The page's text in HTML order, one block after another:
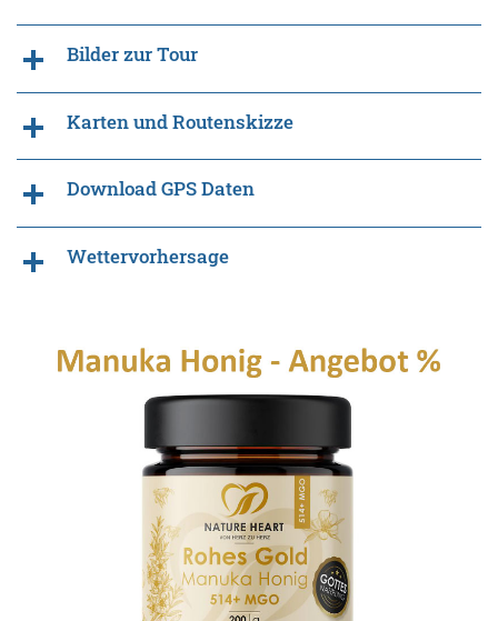
Bilder zur Tour
Karten und Routenskizze
Download GPS Daten
Wettervorhersage